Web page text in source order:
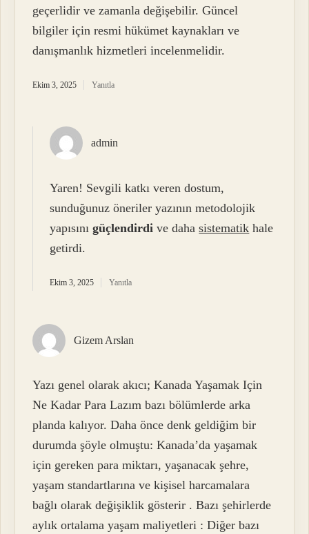
geçerlidir ve zamanla değişebilir. Güncel
bilgiler için resmi hükümet kaynakları ve
danışmanlık hizmetleri incelenmelidir.
Ekim 3, 2025 Yanıtla
admin
Yaren! Sevgili katkı veren dostum,
sunduğunuz öneriler yazının metodolojik
yapısınıgüçlendirdi ve dahasistematik hale
getirdi.
Ekim 3, 2025 Yanıtla
Gizem Arslan
Yazı genel olarak akıcı; Kanada Yaşamak Için
Ne Kadar Para Lazım bazı bölümlerde arka
planda kalıyor. Daha önce denk geldiğim bir
durumda şöyle olmuştu: Kanada’da yaşamak
için gereken para miktarı, yaşanacak şehre,
yaşam standartlarına ve kişisel harcamalara
bağlı olarak değişiklik gösterir . Bazı şehirlerde
aylık ortalama yaşam maliyetleri : Diğer bazı